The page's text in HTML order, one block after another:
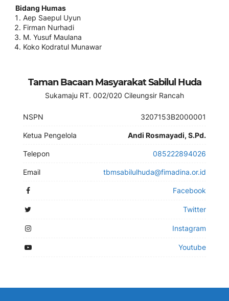
Bidang Humas
Aep Saepul Uyun
Firman Nurhadi
M. Yusuf Maulana
Koko Kodratul Munawar
Taman Bacaan Masyarakat Sabilul Huda
Sukamaju RT. 002/020 Cileungsir Rancah
NSPN 3207153B2000001
Ketua Pengelola Andi Rosmayadi, S.Pd.
Telepon 085222894026
Email tbmsabilulhuda@fimadina.or.id
Facebook
Twitter
Instagram
Youtube